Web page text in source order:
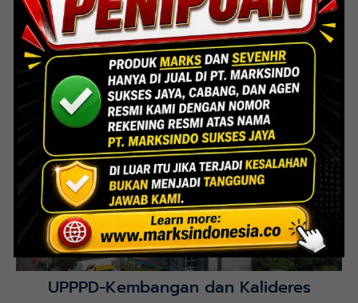
Interior Bank BTN Jatimurni, Bekasi
Lihat Detail Proyek
UPPPD-Kembangan dan Kalideres